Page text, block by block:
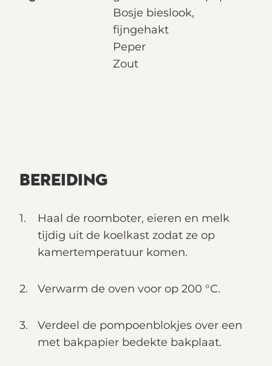
Bosje bieslook,
fijngehakt
Peper
Zout
BEREIDING
Haal de roomboter, eieren en melk
tijdig uit de koelkast zodat ze op
kamertemperatuur komen.
Verwarm de oven voor op 200 °C.
Verdeel de pompoenblokjes over een
met bakpapier bedekte bakplaat.